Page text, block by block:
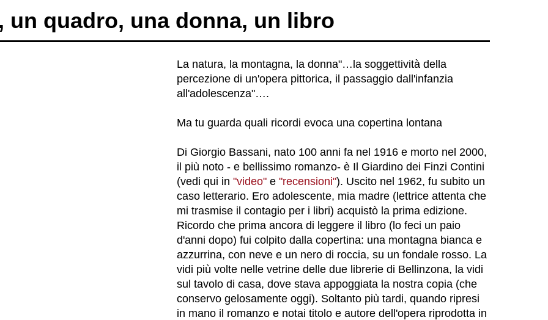
un quadro, una donna, un libro
La natura, la montagna, la donna"…la soggettività della
percezione di un'opera pittorica, il passaggio dall'infanzia
all'adolescenza"….
Ma tu guarda quali ricordi evoca una copertina lontana
Di Giorgio Bassani, nato 100 anni fa nel 1916 e morto nel 2000,
il più noto - e bellissimo romanzo- è Il Giardino dei Finzi Contini
(vedi qui in "video" e "recensioni"). Uscito nel 1962, fu subito un
caso letterario. Ero adolescente, mia madre (lettrice attenta che
mi trasmise il contagio per i libri) acquistò la prima edizione.
Ricordo che prima ancora di leggere il libro (lo feci un paio
d'anni dopo) fui colpito dalla copertina: una montagna bianca e
azzurrina, con neve e un nero di roccia, su un fondale rosso. La
vidi più volte nelle vetrine delle due librerie di Bellinzona, la vidi
sul tavolo di casa, dove stava appoggiata la nostra copia (che
conservo gelosamente oggi). Soltanto più tardi, quando ripresi
in mano il romanzo e notai titolo e autore dell'opera riprodotta in